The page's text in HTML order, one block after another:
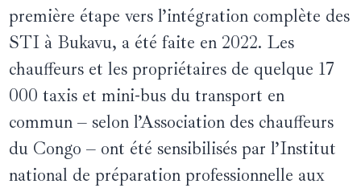
première étape vers l’intégration complète des
STI à Bukavu, a été faite en 2022. Les
chauffeurs et les propriétaires de quelque 17
000 taxis et mini-bus du transport en
commun – selon l’Association des chauffeurs
du Congo – ont été sensibilisés par l’Institut
national de préparation professionnelle aux